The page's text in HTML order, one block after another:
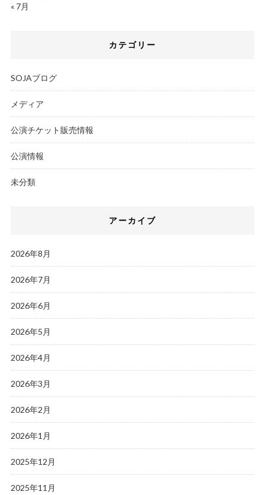
« 7月
カテゴリー
SOJAブログ
メディア
公演チケット販売情報
公演情報
未分類
アーカイブ
2026年8月
2026年7月
2026年6月
2026年5月
2026年4月
2026年3月
2026年2月
2026年1月
2025年12月
2025年11月